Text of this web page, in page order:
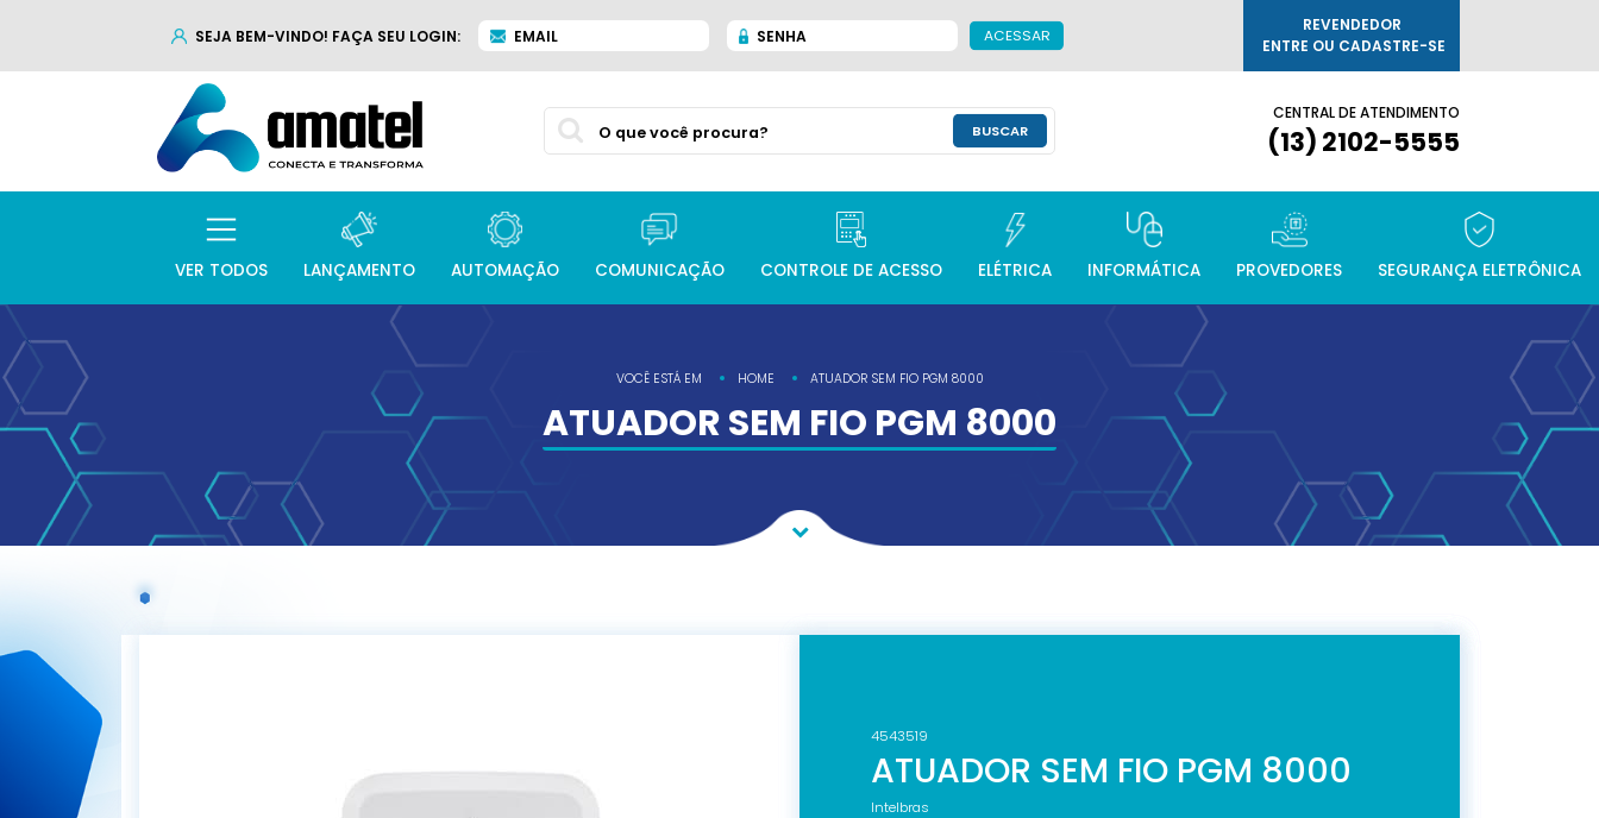
SEJA BEM-VINDO! FAÇA SEU LOGIN: EMAIL SENHA ACESSAR
REVENDEDOR
ENTRE OU CADASTRE-SE
BUSCAR
CENTRAL DE ATENDIMENTO
(13) 2102-5555
VER TODOS LANÇAMENTO AUTOMAÇÃO COMUNICAÇÃO CONTROLE DE ACESSO ELÉTRICA INFORMÁTICA PROVEDORES SEGURANÇA ELETRÔNICA
VOCÊ ESTÁ EM HOME ATUADOR SEM FIO PGM 8000
ATUADOR SEM FIO PGM 8000
4543519
ATUADOR SEM FIO PGM 8000
Intelbras